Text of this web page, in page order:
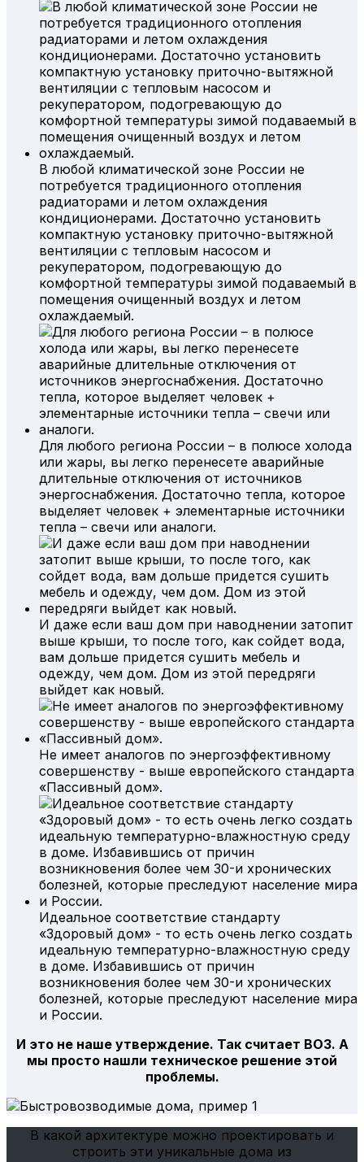
В любой климатической зоне России не
потребуется традиционного отопления
радиаторами и летом охлаждения
кондиционерами. Достаточно установить
компактную установку приточно-вытяжной
вентиляции с тепловым насосом и
рекуператором, подогревающую до
комфортной температуры зимой подаваемый в
помещения очищенный воздух и летом
охлаждаемый.
Для любого региона России – в полюсе холода
или жары, вы легко перенесете аварийные
длительные отключения от источников
энергоснабжения. Достаточно тепла, которое
выделяет человек + элементарные источники
тепла – свечи или аналоги.
И даже если ваш дом при наводнении затопит
выше крыши, то после того, как сойдет вода,
вам дольше придется сушить мебель и
одежду, чем дом. Дом из этой передряги
выйдет как новый.
Не имеет аналогов по энергоэффективному
совершенству - выше европейского стандарта
«Пассивный дом».
Идеальное соответствие стандарту
«Здоровый дом» - то есть очень легко создать
идеальную температурно-влажностную среду
в доме. Избавившись от причин
возникновения более чем 30-и хронических
болезней, которые преследуют население мира
и России.
И это не наше утверждение. Так считает ВОЗ. А
мы просто нашли техническое решение этой
проблемы.
В какой архитектуре можно проектировать и
строить эти уникальные дома из